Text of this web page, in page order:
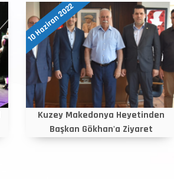
10 Haziran 2022
Kuzey Makedonya Heyetinden
Başkan Gökhan'a Ziyaret